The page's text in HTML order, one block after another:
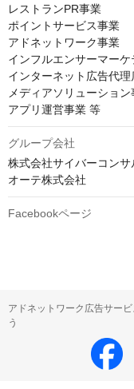
レストランPR事業
ポイントサービス事業
アドネットワーク事業
インフルエンサーマー
インターネット広告代理
メディアソリューション
アプリ運営事業 等
グループ会社
株式会社サイバーコンサ
オーテ株式会社
Facebookページ
アドネットワーク広告サー
う